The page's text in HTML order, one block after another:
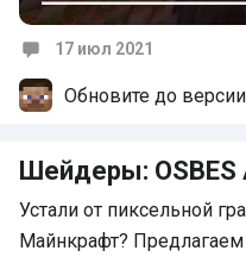
17 июл 2021
Обновите до
Шейдеры: OSBES
Устали от пиксельной
Майнкрафт?